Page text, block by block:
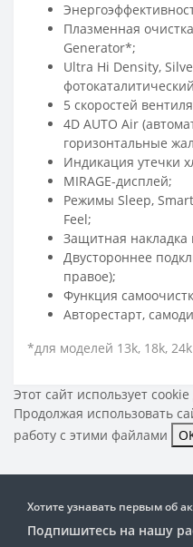
Плазменная
Generator*;
Ultra Hi Density,
5 скоростей
4D AUTO Air
горизонтальные
Индикация утечки
MIRAGE-дисплей;
Режимы Sleep,
Feel;
Защитная накладка
Двустороннее
правое);
Функция
Авторестарт,
*для моделей 13k, 18k,
Этот сайт использует
Продолжая использовать
работу с этими файлами
Хотите узнавать первым об
Подпишитесь на нашу